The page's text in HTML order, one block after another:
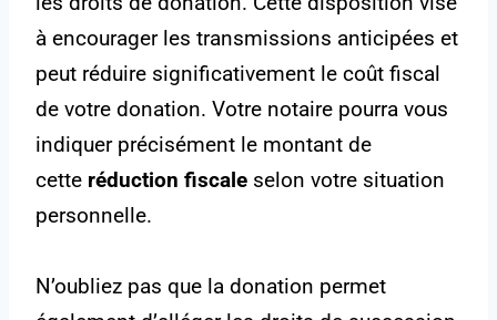
à encourager les transmissions anticipées et
peut réduire significativement le coût fiscal
de votre donation. Votre notaire pourra vous
indiquer précisément le montant de
cette réduction fiscale selon votre situation
personnelle.
N’oubliez pas que la donation permet